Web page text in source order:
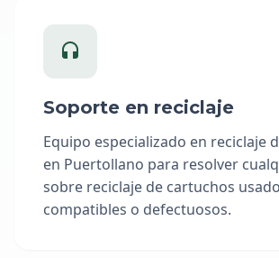
Soporte en reciclaje
Equipo especializado en reciclaje
en Puertollano para resolver
sobre reciclaje de cartuchos
compatibles o defectuosos.